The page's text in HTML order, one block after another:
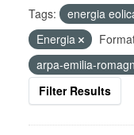
Tags: energia
Energia
arpa-emilia-
Filter Results